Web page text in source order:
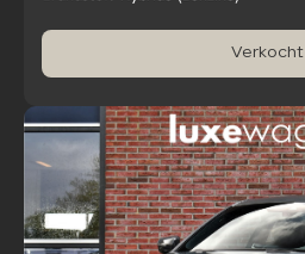
Verkocht